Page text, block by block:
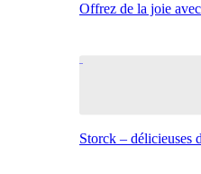
Offrez de la joie
Storck – délicieuses